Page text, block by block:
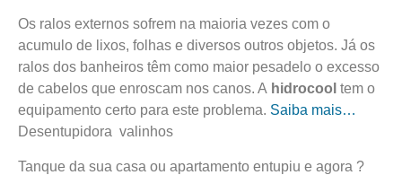
Os ralos externos sofrem na maioria vezes com o
acumulo de lixos, folhas e diversos outros objetos. Já os
ralos dos banheiros têm como maior pesadelo o excesso
de cabelos que enroscam nos canos. A hidrocool tem o
equipamento certo para este problema. Saiba mais…
Desentupidora valinhos
Tanque da sua casa ou apartamento entupiu e agora ?